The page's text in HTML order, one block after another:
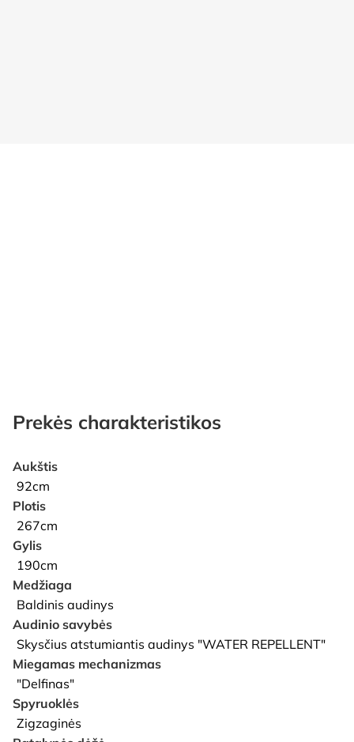
Prekės charakteristikos
Aukštis
92cm
Plotis
267cm
Gylis
190cm
Medžiaga
Baldinis audinys
Audinio savybės
Skysčius atstumiantis audinys "WATER REPELLENT"
Miegamas mechanizmas
"Delfinas"
Spyruoklės
Zigzaginės